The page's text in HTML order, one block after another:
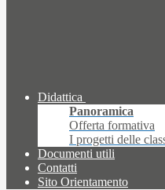
Didattica
Panoramica
Offerta formativa
I progetti delle
Documenti utili
Contatti
Sito Orientamento